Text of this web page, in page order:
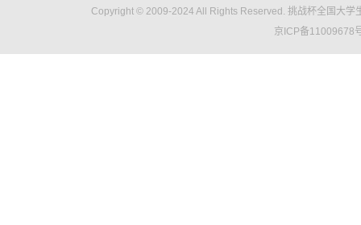
Copyright © 2009-2024 All Rights Reserved. 挑战杯全国大学
京ICP备11009678